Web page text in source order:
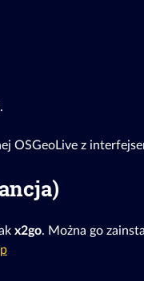
OSGeoLive z
x2go. Można go